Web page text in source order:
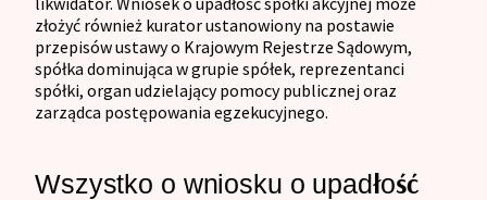
złożyć również kurator ustanowiony na postawie
przepisów ustawy o Krajowym Rejestrze Sądowym,
spółka dominująca w grupie spółek, reprezentanci
spółki, organ udzielający pomocy publicznej oraz
zarządca postępowania egzekucyjnego.
Wszystko o wniosku o upadłość